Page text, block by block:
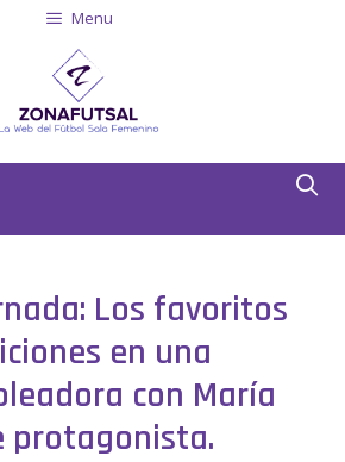
Menu
Los favoritos
en una
con María
protagonista.